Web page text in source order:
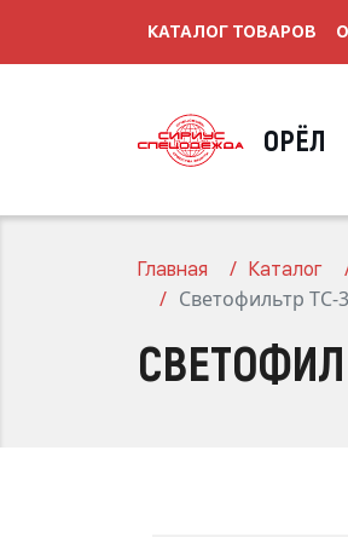
КАТАЛОГ ТОВАРОВ
ОРЁЛ
Главная Каталог
Светофильтр ТС-